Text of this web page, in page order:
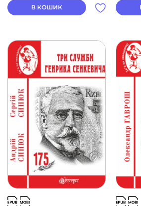
В КОШИК